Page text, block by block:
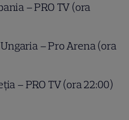
– PRO TV (ora
– Pro Arena (ora
– PRO TV (ora 22:00)